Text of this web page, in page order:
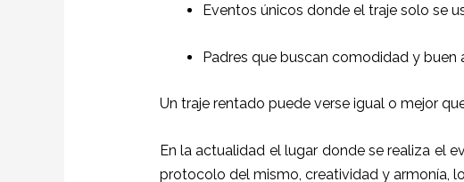
Eventos únicos donde el traje solo se
Padres que buscan comodidad y buen
Un traje rentado puede verse igual o mejor
En la actualidad el lugar donde se realiza el
protocolo del mismo, creatividad y armonía,